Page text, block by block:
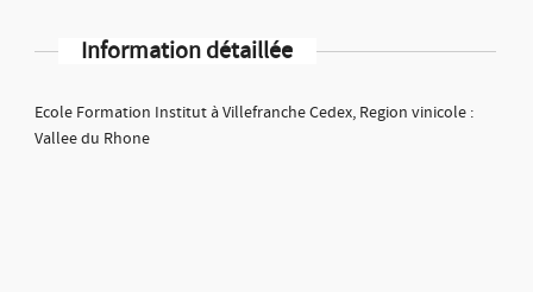
Information détaillée
Ecole Formation Institut à Villefranche Cedex, Region vinicole :
Vallee du Rhone